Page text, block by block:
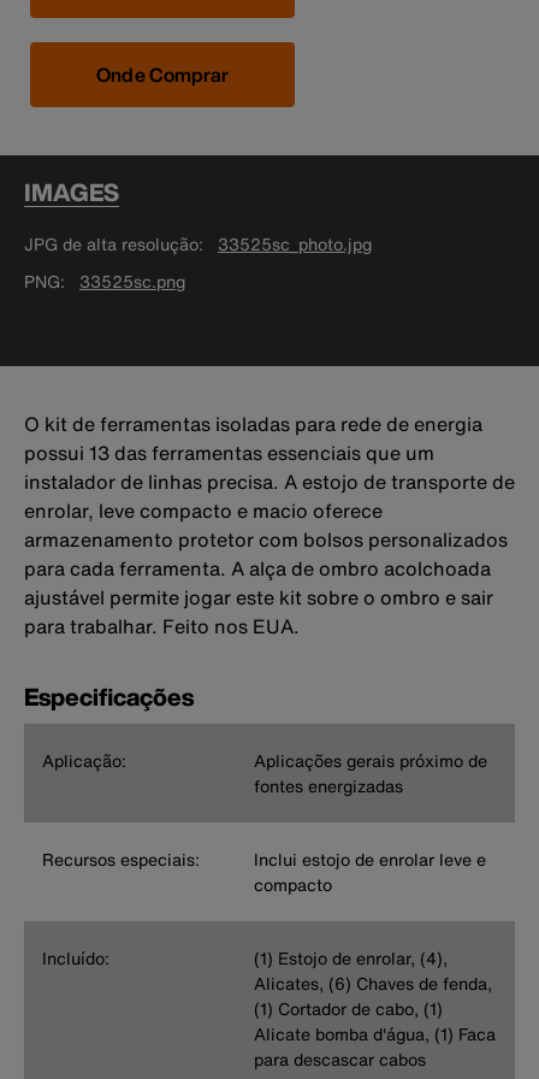
Onde Comprar
IMAGES
JPG de alta resolução
33525sc_photo.jpg
PNG
33525sc.png
O kit de ferramentas isoladas para rede de energia
possui 13 das ferramentas essenciais que um
instalador de linhas precisa. A estojo de transporte de
enrolar, leve compacto e macio oferece
armazenamento protetor com bolsos personalizados
para cada ferramenta. A alça de ombro acolchoada
ajustável permite jogar este kit sobre o ombro e sair
para trabalhar. Feito nos EUA.
Especificações
Aplicação:
Aplicações gerais próximo de
fontes energizadas
Recursos especiais:
Inclui estojo de enrolar leve e
compacto
Incluído:
(1) Estojo de enrolar, (4),
Alicates, (6) Chaves de fenda,
(1) Cortador de cabo, (1)
Alicate bomba d'água, (1) Faca
para descascar cabos